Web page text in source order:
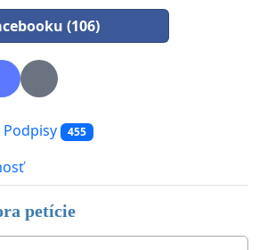
(106)
Podpisy 455
petície